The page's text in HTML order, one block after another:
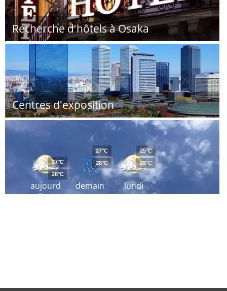
Recherche d'hôtels à Osaka
Centres d'exposition
aujourd
´hui
27°C
28°C
demain
27°C
28°C
lundi
25°C
28°C